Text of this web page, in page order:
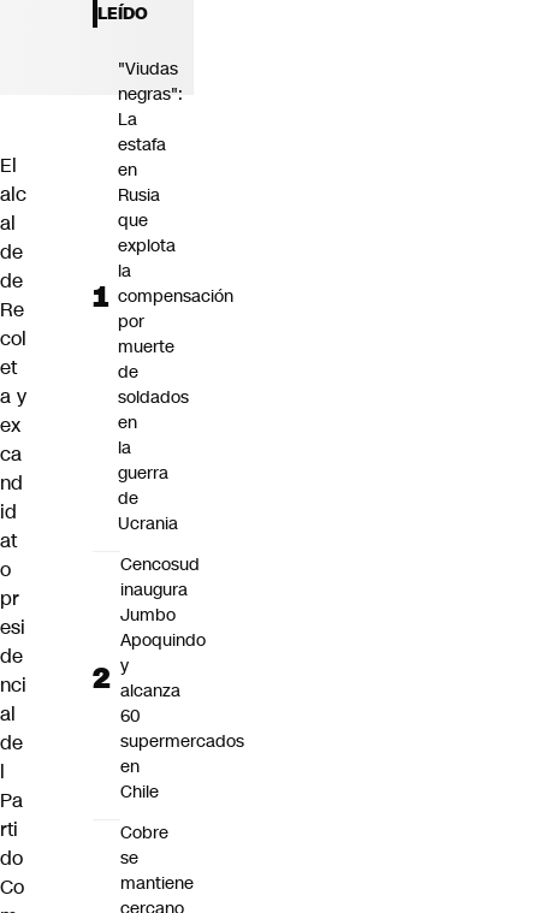
El
alc
al
de
de
Re
col
et
a y
ex
ca
nd
id
at
o
pr
esi
de
nci
al
de
l
Pa
rti
do
Co
LEÍDO
"Viudas
negras":
La
estafa
en
Rusia
que
explota
la
compensación
por
muerte
de
soldados
en
la
guerra
de
Ucrania
Cencosud
inaugura
Jumbo
Apoquindo
y
alcanza
60
supermercados
en
Chile
Cobre
se
mantiene
cercano